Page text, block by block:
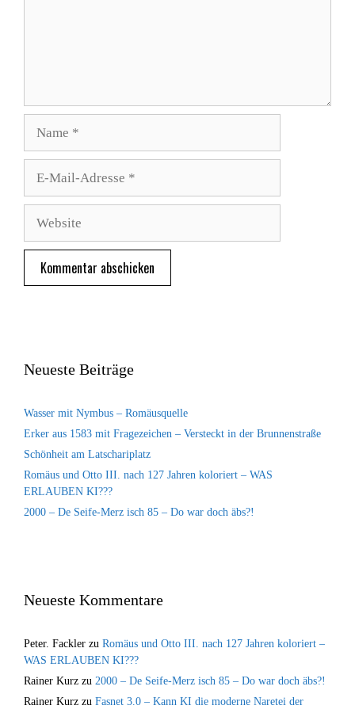
Adresse
Neueste Beiträge
Wasser mit Nymbus – Romäusquelle
Erker aus 1583 mit Fragezeichen – Versteckt in der Brunnenstraße
Schönheit am Latschariplatz
Romäus und Otto III. nach 127 Jahren koloriert – WAS
ERLAUBEN KI???
2000 – De Seife-Merz isch 85 – Do war doch äbs?!
Neueste Kommentare
Peter. Fackler zu Romäus und Otto III. nach 127 Jahren koloriert –
WAS ERLAUBEN KI???
Rainer Kurz zu 2000 – De Seife-Merz isch 85 – Do war doch äbs?!
Rainer Kurz zu Fasnet 3.0 – Kann KI die moderne Naretei der